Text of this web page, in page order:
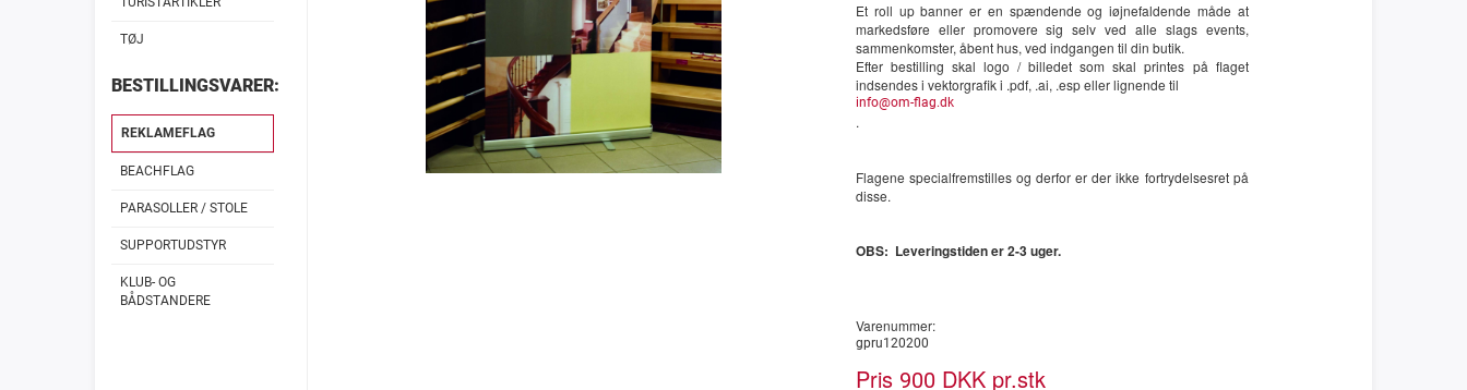
TØJ
BESTILLINGSVARER:
REKLAMEFLAG
BEACHFLAG
PARASOLLER / STOLE
SUPPORTUDSTYR
KLUB- OG
BÅDSTANDERE
Et roll up banner er en spændende og iøjnefaldende måde at
markedsføre eller promovere sig selv ved alle slags events,
sammenkomster, åbent hus, ved indgangen til din butik.
Efter bestilling skal logo / billedet som skal printes på flaget
indsendes i vektorgrafik i .pdf, .ai, .esp eller lignende til
info@om-flag.dk
.
Flagene specialfremstilles og derfor er der ikke fortrydelsesret på
disse.
OBS: Leveringstiden er 2-3 uger.
Varenummer:
gpru120200
Pris 900 DKK pr.stk